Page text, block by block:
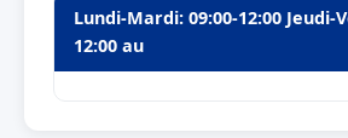
Lundi-Mardi: 09:00-12:00 Jeudi-
12:00 au